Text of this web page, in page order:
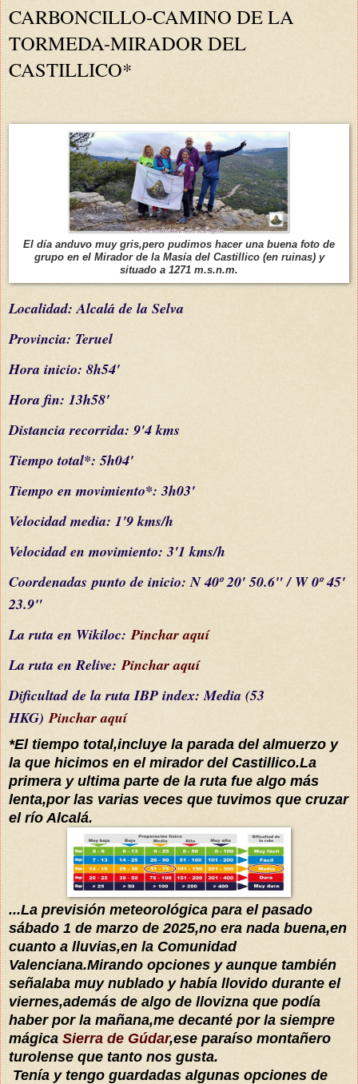
CARBONCILLO-CAMINO DE LA
TORMEDA-MIRADOR DEL
CASTILLICO*
El día anduvo muy gris,pero pudimos hacer una buena foto de
grupo en el Mirador de la Masía del Castillico (en ruinas) y
situado a 1271 m.s.n.m.
Localidad: Alcalá de la Selva
Provincia: Teruel
Hora inicio: 8h54'
Hora fin: 13h58'
Distancia recorrida: 9'4 kms
Tiempo total*: 5h04'
Tiempo en movimiento*: 3h03'
Velocidad media: 1'9 kms/h
Velocidad en movimiento: 3'1 kms/h
Coordenadas punto de inicio: N 40º 20' 50.6" / W 0º 45'
23.9"
La ruta en Wikiloc:Pinchar aquí
La ruta en Relive:Pinchar aquí
Dificultadde la ruta IBP index: Media (53
HKG)Pinchar aquí
*El tiempo total,incluye la parada del almuerzo y
la que hicimos en el mirador del Castillico.La
primera y ultima parte de la ruta fue algo más
lenta,por las varias veces que tuvimos que cruzar
el río Alcalá.
...La previsión meteorológica para el pasado
sábado 1 de marzo de 2025,no era nada buena,en
cuanto a lluvias,en la Comunidad
Valenciana.Mirando opciones y aunque también
señalaba muy nublado y había llovido durante el
viernes,además de algo de llovizna que podía
haber por la mañana,me decanté por la siempre
mágica Sierra de Gúdar,ese paraíso montañero
turolense que tanto nos gusta.
Tenía y tengo guardadas algunas opciones de